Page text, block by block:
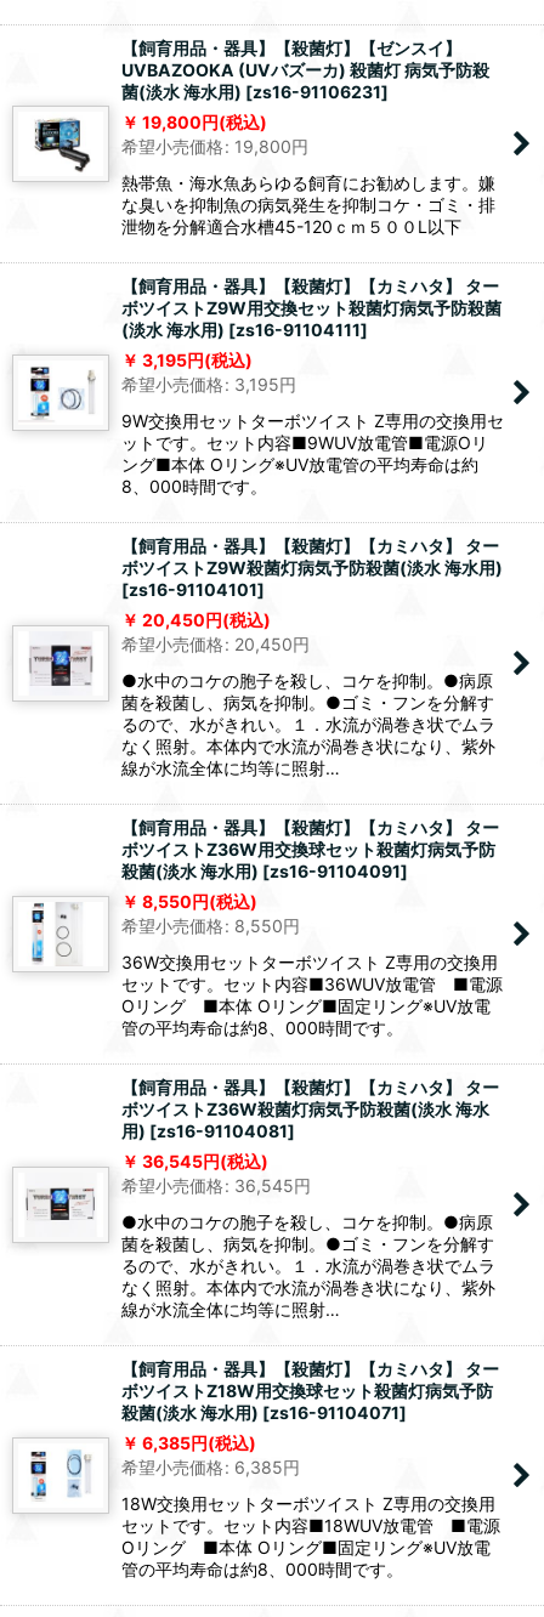
【飼育用品・器具】【殺菌灯】【ゼンスイ】
UVBAZOOKA (UVバズーカ) 殺菌灯 病気予防殺
菌(淡水 海水用) [zs16-91106231]
19,800円(税込)
希望小売価格: 19,800円
熱帯魚・海水魚あらゆる飼育にお勧めします。嫌
な臭いを抑制魚の病気発生を抑制コケ・ゴミ・排
泄物を分解適合水槽45-120ｃｍ５００L以下
【飼育用品・器具】【殺菌灯】【カミハタ】 ター
ボツイストZ9W用交換セット殺菌灯病気予防殺菌
(淡水 海水用) [zs16-91104111]
3,195円(税込)
希望小売価格: 3,195円
9W交換用セットターボツイスト Z専用の交換用セ
ットです。セット内容■9WUV放電管■電源Oリ
ング■本体 Oリング※UV放電管の平均寿命は約
8、000時間です。
【飼育用品・器具】【殺菌灯】【カミハタ】 ター
ボツイストZ9W殺菌灯病気予防殺菌(淡水 海水用)
[zs16-91104101]
20,450円(税込)
希望小売価格: 20,450円
●水中のコケの胞子を殺し、コケを抑制。●病原
菌を殺菌し、病気を抑制。●ゴミ・フンを分解す
るので、水がきれい。１．水流が渦巻き状でムラ
なく照射。本体内で水流が渦巻き状になり、紫外
線が水流全体に均等に照射…
【飼育用品・器具】【殺菌灯】【カミハタ】 ター
ボツイストZ36W用交換球セット殺菌灯病気予防
殺菌(淡水 海水用) [zs16-91104091]
8,550円(税込)
希望小売価格: 8,550円
36W交換用セットターボツイスト Z専用の交換用
セットです。セット内容■36WUV放電管 ■電源
Oリング ■本体 Oリング■固定リング※UV放電
管の平均寿命は約8、000時間です。
【飼育用品・器具】【殺菌灯】【カミハタ】 ター
ボツイストZ36W殺菌灯病気予防殺菌(淡水 海水
用) [zs16-91104081]
36,545円(税込)
希望小売価格: 36,545円
●水中のコケの胞子を殺し、コケを抑制。●病原
菌を殺菌し、病気を抑制。●ゴミ・フンを分解す
るので、水がきれい。１．水流が渦巻き状でムラ
なく照射。本体内で水流が渦巻き状になり、紫外
線が水流全体に均等に照射…
【飼育用品・器具】【殺菌灯】【カミハタ】 ター
ボツイストZ18W用交換球セット殺菌灯病気予防
殺菌(淡水 海水用) [zs16-91104071]
6,385円(税込)
希望小売価格: 6,385円
18W交換用セットターボツイスト Z専用の交換用
セットです。セット内容■18WUV放電管 ■電源
Oリング ■本体 Oリング■固定リング※UV放電
管の平均寿命は約8、000時間です。